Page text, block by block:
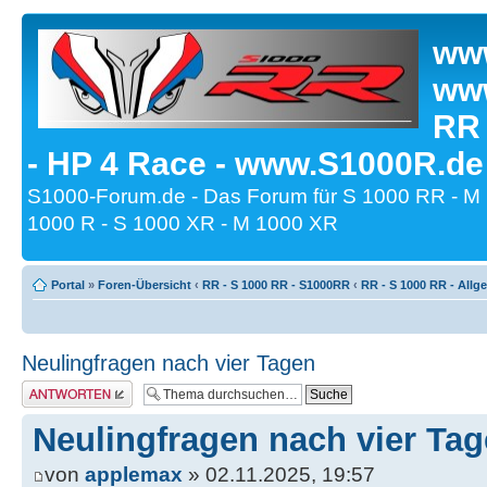
- HP 4 Race -
S1000-Forum.de - Das Forum für S 1000 RR -
1000 R - S 1000 XR - M 1000 XR
Portal » Foren-Übersicht ‹ RR - S 1000 RR - S1000RR ‹ RR - S 1000 RR -
Neulingfragen nach vier Tagen
Antwort erstellen
Neulingfragen nach vier
von applemax » 02.11.2025, 19:57